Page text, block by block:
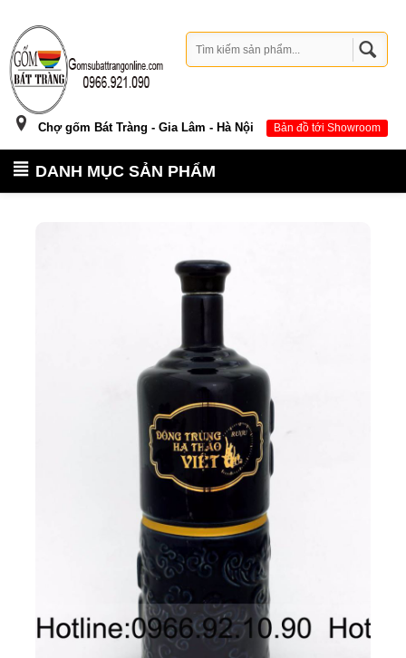
Chợ gốm Bát Tràng - Gia Lâm - Hà Nội Bản đồ tới Showroom
DANH MỤC SẢN PHẨM